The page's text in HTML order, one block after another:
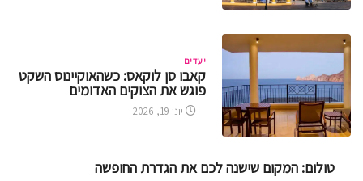
יעדים
קאבו סן לוקאס: כשהאוקיינוס השקט
פוגש את הצוקים האדומים
יוני 19, 2026
טולום: המקום שישנה לכם את הגדרת החופשה